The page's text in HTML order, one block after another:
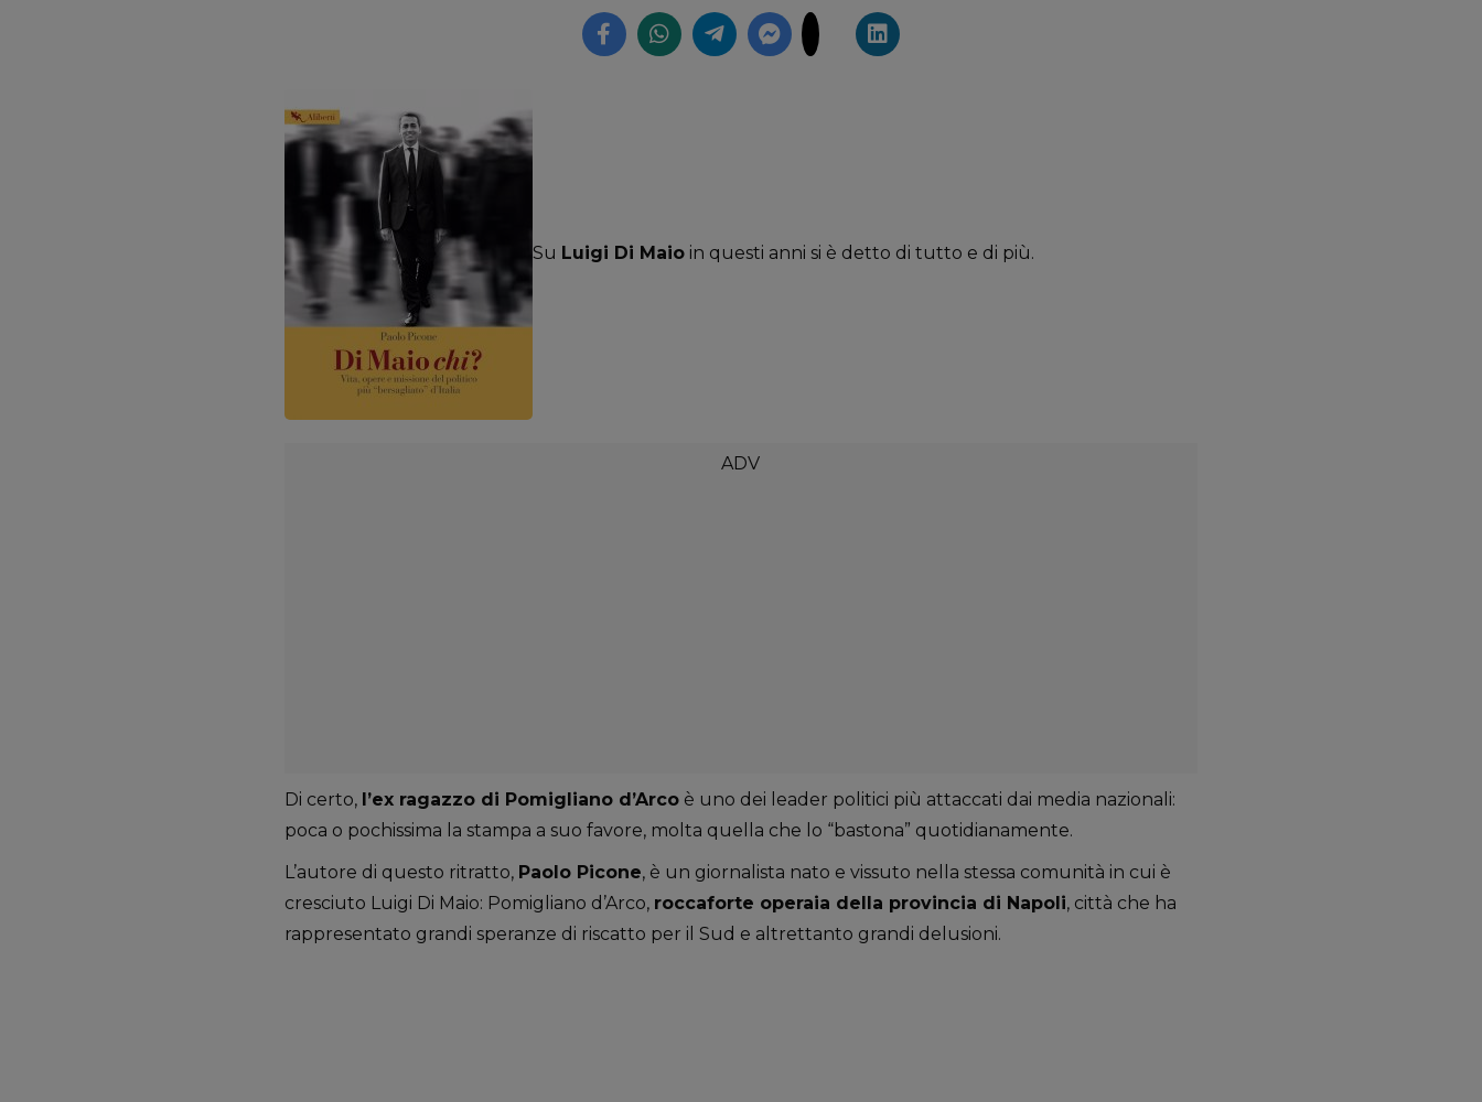
Su Luigi Di Maioin questi anni si è detto di tutto e di più.
Di certo, l’ex ragazzo di Pomigliano d’Arcoè uno dei leader politici più attaccati dai media nazionali:
poca o pochissima la stampa a suo favore, molta quella che lo “bastona” quotidianamente.
L’autore di questo ritratto, Paolo Picone, è un giornalista nato e vissuto nella stessa comunità in cui è
cresciuto Luigi Di Maio: Pomigliano d’Arco, roccaforte operaia della provincia di Napoli, città che ha
rappresentato grandi speranze di riscatto per il Sud e altrettanto grandi delusioni.